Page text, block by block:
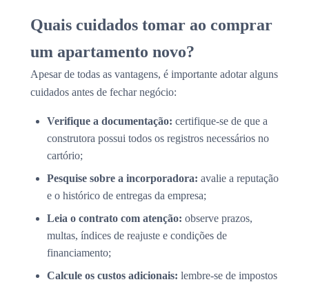
Quais cuidados tomar ao comprar
um apartamento novo?
Apesar de todas as vantagens, é importante adotar alguns
cuidados antes de fechar negócio:
Verifique a documentação: certifique-se de que a
construtora possui todos os registros necessários no
cartório;
Pesquise sobre a incorporadora: avalie a reputação
e o histórico de entregas da empresa;
Leia o contrato com atenção: observe prazos,
multas, índices de reajuste e condições de
financiamento;
Calcule os custos adicionais: lembre-se de impostos